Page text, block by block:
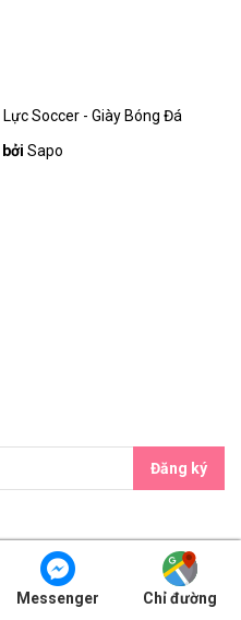
Soccer - Giày Bóng Đá
Sapo
Đăng ký
Messenger Chỉ đường